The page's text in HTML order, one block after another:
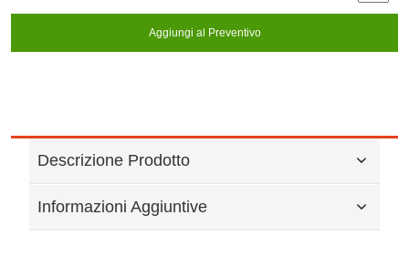
Aggiungi al Preventivo
Descrizione Prodotto
Informazioni Aggiuntive